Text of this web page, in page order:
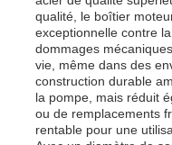
Aperçu
Produits
qualité, le boîtier
exceptionnelle contre
dommages
vie, même dans des
construction durable
la pompe, mais réduit
ou de remplacements
rentable pour une